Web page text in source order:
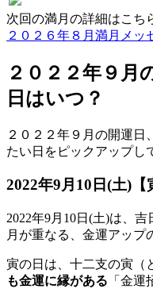
次回の満月の詳細はこち
２０２６年８月満月メッ
２０２２年９月
日はいつ？
２０２２年９月の開運日
たい日をピックアップし
2022年9月10日(土)【
2022年9月10日(土)は、吉
月が重なる
、金運アップ
寅の日 は、十二支の寅（
も金運に縁がある 「金運